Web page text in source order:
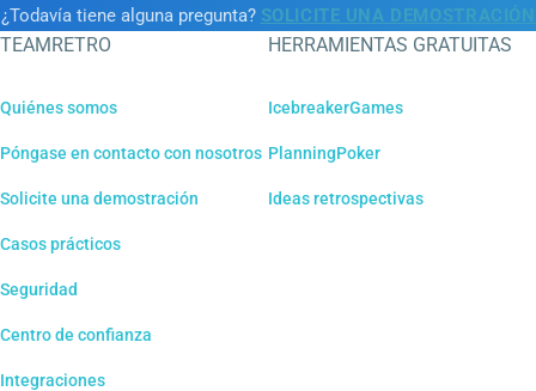
¿Todavía tiene alguna pregunta? SOLICITE UNA DEMOSTRACIÓN
TEAMRETRO
Quiénes somos
Póngase en contacto con nosotros
Solicite una demostración
Casos prácticos
Seguridad
Centro de confianza
Integraciones
HERRAMIENTAS GRATUITAS
IcebreakerGames
PlanningPoker
Ideas retrospectivas